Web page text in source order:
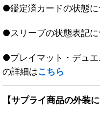
●鑑定済カードの状態
●スリーブの状態表記
●プレイマット・デュ
の詳細はこちら
【サプライ商品の外装に